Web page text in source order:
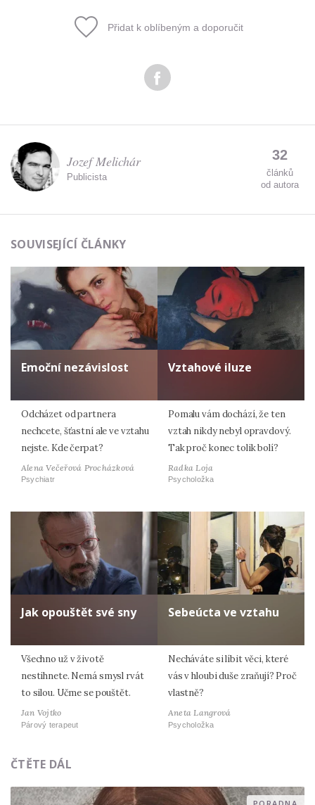
Přidat k oblíbeným a doporučit
Jozef Melichár
Publicista
32
článků
od autora
SOUVISEJÍCÍ ČLÁNKY
Emoční nezávislost
Odcházet od partnera
nechcete, šťastní ale ve vztahu
nejste. Kde čerpat?
Alena Večeřová Procházková
Psychiatr
Vztahové iluze
Pomalu vám dochází, že ten
vztah nikdy nebyl opravdový.
Tak proč konec tolik bolí?
Radka Loja
Psycholožka
Jak opouštět své sny
Všechno už v životě
nestihnete. Nemá smysl rvát
to silou. Učme se pouštět.
Jan Vojtko
Párový terapeut
Sebeúcta ve vztahu
Necháváte si líbit věci, které
vás v hloubi duše zraňují? Proč
vlastně?
Aneta Langrová
Psycholožka
ČTĚTE DÁL